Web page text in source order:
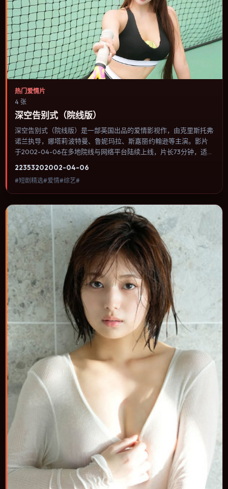
热门爱情片
4 张
深空告别式（院线版）
深空告别式（院线版）是一部英国出品的爱情影视作，由克里斯托弗·
诺兰执导，娜塔莉·波特曼、鲁妮·玛拉、斯嘉丽·约翰逊等主演。影片
于2002-04-06在多地院线与网络平台陆续上线，片长73分钟，适合
焦人物选择与情节推进，节奏与视听语言统一，可作为休闲观影或类
型片补片的选择。
22353202002-04-06
#短剧精选#爱情#综艺#